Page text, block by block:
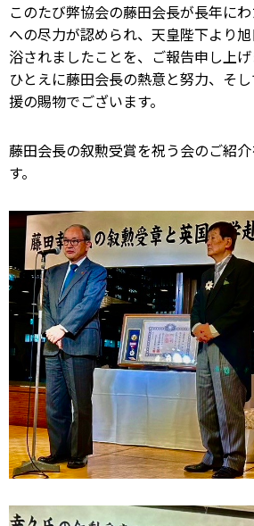
このたび弊協会の藤田会長が長年に
への尽力が認められ、天皇陛下より
浴されましたことを、ご報告申し上げ
ひとえに藤田会長の熱意と努力、そ
援の賜物でございます。
藤田会長の叙勲受賞を祝う会のご紹
す。